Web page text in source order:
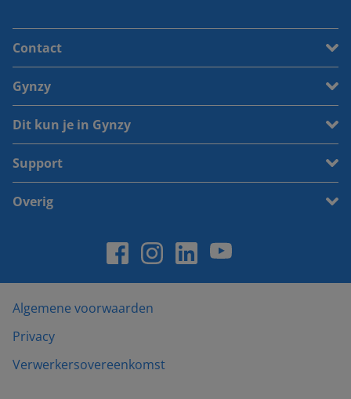
Contact
Gynzy
Dit kun je in Gynzy
Support
Overig
Algemene voorwaarden
Privacy
Verwerkersovereenkomst